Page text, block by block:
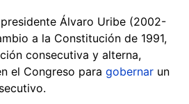
Álvaro Uribe (2002-
a la Constitución de 1991,
consecutiva y alterna,
el Congreso para gobernar un